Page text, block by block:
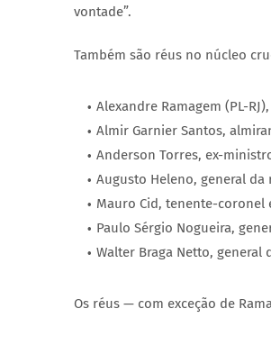
vontade”.
Também são réus no núcleo
Alexandre Ramagem (PL-
Almir Garnier Santos,
Anderson Torres, ex-
Augusto Heleno, general da
Mauro Cid, tenente-coronel
Paulo Sérgio Nogueira,
Walter Braga Netto, general
Os réus — com exceção de